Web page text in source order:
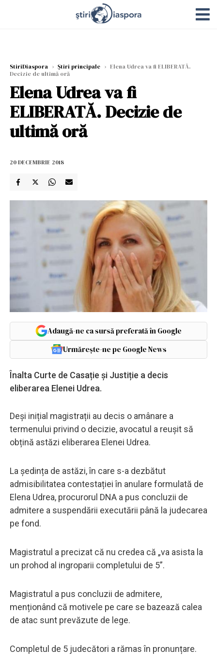
StiriDiaspora › Știri principale › Elena Udrea va fi ELIBERATĂ.
Decizie de ultimă oră
Elena Udrea va fi
ELIBERATĂ. Decizie de
ultimă oră
20 DECEMBRIE 2018
Adaugă-ne ca sursă preferată în Google
Urmărește-ne pe Google News
Înalta Curte de Casație și Justiție a decis
eliberarea Elenei Udrea.
Deși inițial magistrații au decis o amânare a
termenului privind o decizie, avocatul a reușit să
obțină astăzi eliberarea Elenei Udrea.
La ședința de astăzi, în care s-a dezbătut
admisibilitatea contestației în anulare formulată de
Elena Udrea, procurorul DNA a pus concluzii de
admitere a suspendării executării până la judecarea
pe fond.
Magistratul a precizat că nu credea că „va asista la
un prohod al ingroparii completului de 5”.
Magistratul a pus concluzii de admitere,
menționând că motivele pe care se bazează calea
de atac sunt prevăzute de lege.
Completul de 5 judecători a rămas în pronunțare.